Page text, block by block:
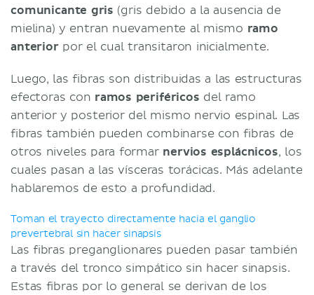
comunicante gris (gris debido a la ausencia de
mielina) y entran nuevamente al mismo ramo
anteriorpor el cual transitaron inicialmente.
Luego, las fibras son distribuidas a las estructuras
efectoras con ramos periféricos del ramo
anterior y posterior del mismo nervio espinal. Las
fibras también pueden combinarse con fibras de
otros niveles para formar nervios esplácnicos, los
cuales pasan a las vísceras torácicas. Más adelante
hablaremos de esto a profundidad.
Toman el trayecto directamente hacia el ganglio
prevertebral sin hacer sinapsis
Las fibras preganglionares pueden pasar también
a través del tronco simpático sin hacer sinapsis.
Estas fibras por lo general se derivan de los